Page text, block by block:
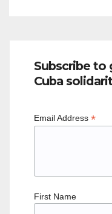
Subscribe to
Cuba
Email Address *
First Name